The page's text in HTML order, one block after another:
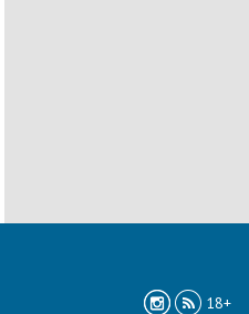
18+